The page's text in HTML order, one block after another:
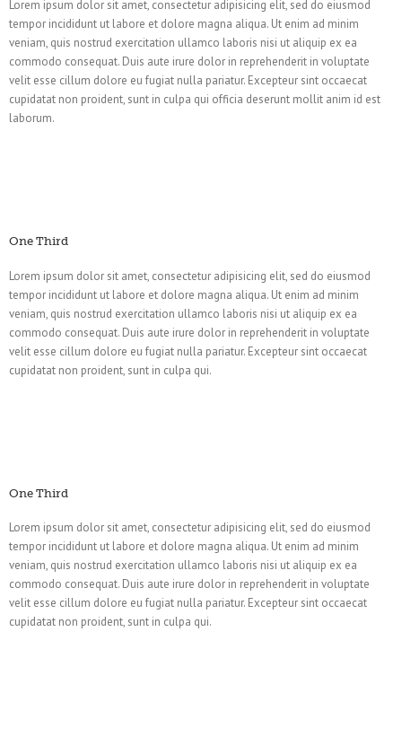
Lorem ipsum dolor sit amet, consectetur adipisicing elit, sed do eiusmod
tempor incididunt ut labore et dolore magna aliqua. Ut enim ad minim
veniam, quis nostrud exercitation ullamco laboris nisi ut aliquip ex ea
commodo consequat. Duis aute irure dolor in reprehenderit in voluptate
velit esse cillum dolore eu fugiat nulla pariatur. Excepteur sint occaecat
cupidatat non proident, sunt in culpa qui officia deserunt mollit anim id est
laborum.
One Third
Lorem ipsum dolor sit amet, consectetur adipisicing elit, sed do eiusmod
tempor incididunt ut labore et dolore magna aliqua. Ut enim ad minim
veniam, quis nostrud exercitation ullamco laboris nisi ut aliquip ex ea
commodo consequat. Duis aute irure dolor in reprehenderit in voluptate
velit esse cillum dolore eu fugiat nulla pariatur. Excepteur sint occaecat
cupidatat non proident, sunt in culpa qui.
One Third
Lorem ipsum dolor sit amet, consectetur adipisicing elit, sed do eiusmod
tempor incididunt ut labore et dolore magna aliqua. Ut enim ad minim
veniam, quis nostrud exercitation ullamco laboris nisi ut aliquip ex ea
commodo consequat. Duis aute irure dolor in reprehenderit in voluptate
velit esse cillum dolore eu fugiat nulla pariatur. Excepteur sint occaecat
cupidatat non proident, sunt in culpa qui.